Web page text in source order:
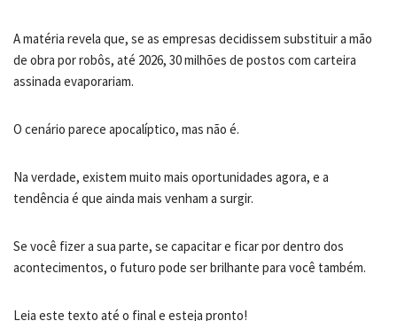
A matéria revela que, se as empresas decidissem substituir a mão
de obra por robôs, até 2026, 30 milhões de postos com carteira
assinada evaporariam.
O cenário parece apocalíptico, mas não é.
Na verdade, existem muito mais oportunidades agora, e a
tendência é que ainda mais venham a surgir.
Se você fizer a sua parte, se capacitar e ficar por dentro dos
acontecimentos, o futuro pode ser brilhante para você também.
Leia este texto até o final e esteja pronto!